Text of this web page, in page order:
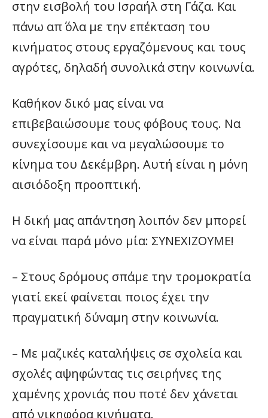
στην εισβολή του Ισραήλ στη Γάζα. Και
πάνω απ΄ όλα με την επέκταση του
κινήματος στους εργαζόμενους και τους
αγρότες, δηλαδή συνολικά στην κοινωνία.
Καθήκον δικό μας είναι να
επιβεβαιώσουμε τους φόβους τους. Να
συνεχίσουμε και να μεγαλώσουμε το
κίνημα του Δεκέμβρη. Αυτή είναι η μόνη
αισιόδοξη προοπτική.
Η δική μας απάντηση λοιπόν δεν μπορεί
να είναι παρά μόνο μία: ΣΥΝΕΧΙΖΟΥΜΕ!
– Στους δρόμους σπάμε την τρομοκρατία
γιατί εκεί φαίνεται ποιος έχει την
πραγματική δύναμη στην κοινωνία.
– Με μαζικές καταλήψεις σε σχολεία και
σχολές αψηφώντας τις σειρήνες της
χαμένης χρονιάς που ποτέ δεν χάνεται
από νικηφόρα κινήματα.